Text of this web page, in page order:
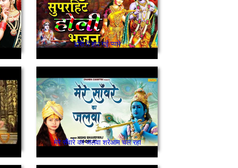
होरी में हार गई प्यारे
मेरे सँवारे का जलवा शरेआम चल रहा